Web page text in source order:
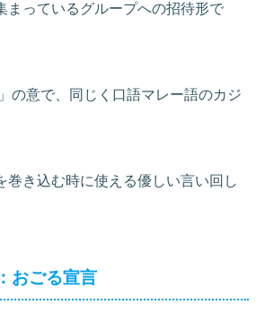
まっているグループへの招待形で
の意で、同じく口語マレー語のカジ
巻き込む時に使える優しい言い回し
おごる宣言